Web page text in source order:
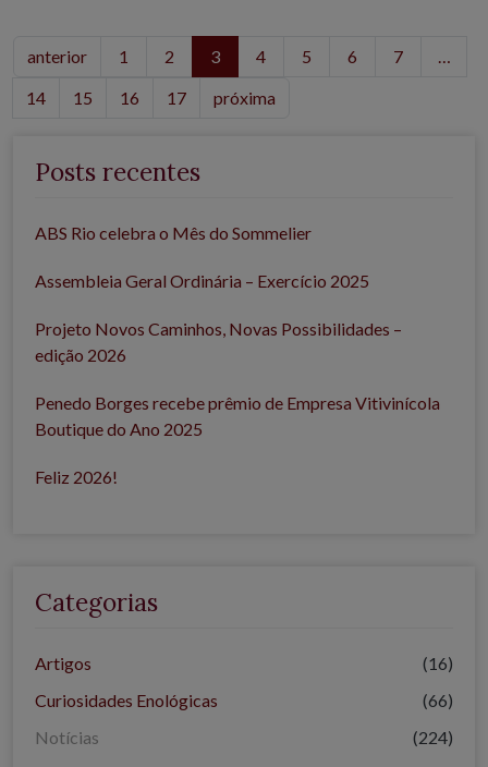
anterior 1 2 3 4 5 6 7
…
14
15 16 17 próxima
Posts recentes
ABS Rio celebra o Mês do Sommelier
Assembleia Geral Ordinária – Exercício 2025
Projeto Novos Caminhos, Novas Possibilidades –
edição 2026
Penedo Borges recebe prêmio de Empresa Vitivinícola
Boutique do Ano 2025
Feliz 2026!
Categorias
Artigos
(16)
Curiosidades Enológicas
(66)
Notícias
(224)